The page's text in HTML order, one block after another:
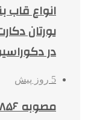
انواع قاب
یورتان
در
5 روز پیش